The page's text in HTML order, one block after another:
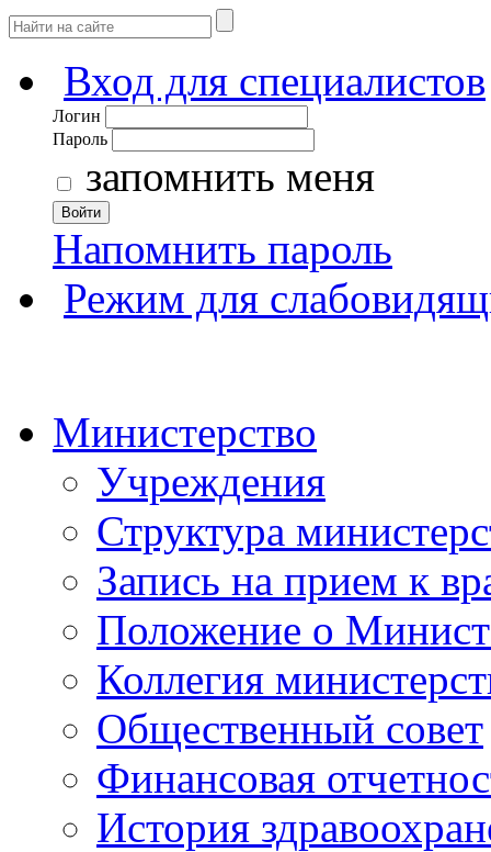
Вход для специалистов
Логин
Пароль
запомнить меня
Войти
Напомнить пароль
Режим для
Министерство
Учреждения
Структура
Запись на прием к
Положение о
Коллегия
Общественный совет
Финансовая
История